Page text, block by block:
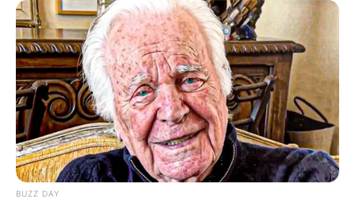
TAGS
ΕΥΒΟΙΑ
ΚΑΡΑΒΟΣ ΑΛΙΒΕΡΙΟΥ ΝΕΑ
BUZZ DAY